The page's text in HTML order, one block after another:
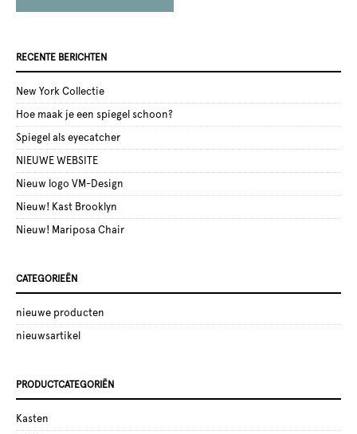
RECENTE BERICHTEN
New York Collectie
Hoe maak je een spiegel schoon?
Spiegel als eyecatcher
NIEUWE WEBSITE
Nieuw logo VM-Design
Nieuw! Kast Brooklyn
Nieuw! Mariposa Chair
CATEGORIEËN
nieuwe producten
nieuwsartikel
PRODUCTCATEGORIËN
Kasten